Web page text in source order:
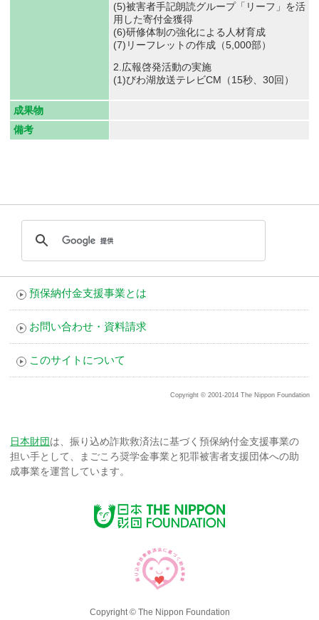
(5)被害者手記朗読グループ「リーフ」を活
用した寄付金獲得
(6)研修体制の強化による人材育成
(7)リーフレットの作成（5,000部）
2.広報啓発活動の実施
(1)びわ湖放送テレビCM（15秒、30回）
成果物
備考
預保納付金支援事業とは
お問い合わせ・資料請求
このサイトについて
Copyright © 2001-2014 The Nippon Foundation
日本財団は、振り込め詐欺救済法に基づく預保納付金支援事業の
担い手として、
まごころ奨学金事業と犯罪被害者支援団体への助
成事業を運営しています。
Copyright © The Nippon Foundation